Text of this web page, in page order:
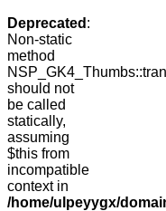
Deprecated :
Non-static
method
should not
be called
statically,
assuming
$this from
incompatible
context in
/home/ulpeyygx/